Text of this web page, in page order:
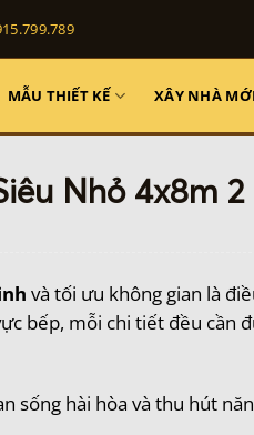
MẪU THIẾT KẾ XÂY NHÀ
Nhỏ 4x8m 2
và tối ưu không gian là
bếp, mỗi chi tiết đều cần
sống hài hòa và thu hút